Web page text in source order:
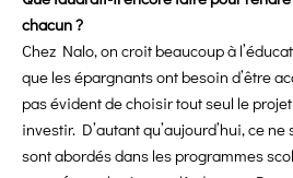
chacun ?
Chez Nalo, on croit beaucoup à
que les épargnants ont besoin d’être
pas évident de choisir tout seul le
investir. D’autant qu’aujourd’hui, ce
sont abordés dans les programmes